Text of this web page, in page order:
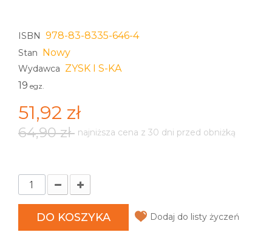
ISBN 978-83-8335-646-4
Stan Nowy
Wydawca ZYSK I S-KA
19 egz.
51,92 zł
64,90 zł najniższa cena z 30 dni przed obniżką
DO KOSZYKA Dodaj do listy życzeń